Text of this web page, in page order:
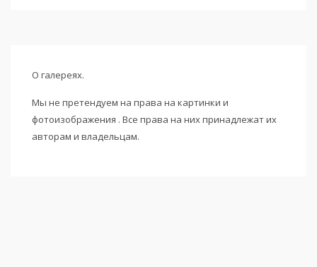
О галереях.
Мы не претендуем на права на картинки и
фотоизображения . Все права на них принадлежат их
авторам и владельцам.